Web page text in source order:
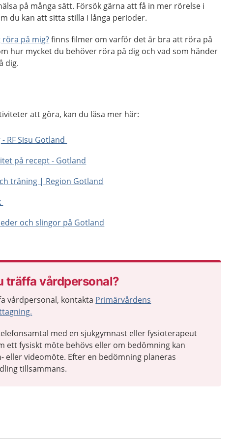
på många sätt. Försök gärna att få in mer rörelse i
du kan att sitta stilla i långa perioder.
röra på mig?finns filmer om varför det är bra att röra på
hur mycket du behöver röra på dig och vad som händer
dig.
att göra, kan du läsa mer här:
RF Sisu Gotland
på recept - Gotland
träning | Region Gotland
och slingor på Gotland
träffa vårdpersonal?
vårdpersonal, kontakta Primärvårdens
med en sjukgymnast eller fysioterapeut
ett fysiskt möte behövs eller om bedömning kan
eller videomöte. Efter en bedömning planeras
tillsammans.